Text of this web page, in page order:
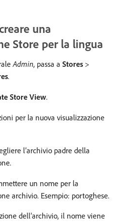
una
Store per la lingua
Admin, passa a Stores >
.
Store View.
per la nuova visualizzazione
l’archivio padre della
un nome per la
archivio. Esempio: portoghese.
dell’archivio, il nome viene